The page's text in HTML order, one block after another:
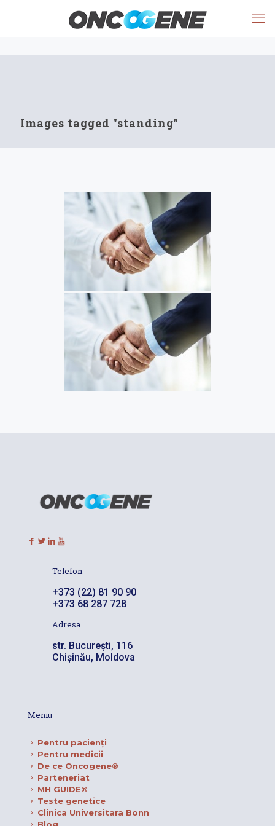
Images tagged "standing"
Telefon
+373 (22) 81 90 90
+373 68 287 728
Adresa
str. București, 116
Chișinău, Moldova
Meniu
Pentru pacienţi
Pentru medicii
De ce Oncogene®
Parteneriat
MH GUIDE®
Teste genetice
Clinica Universitara Bonn